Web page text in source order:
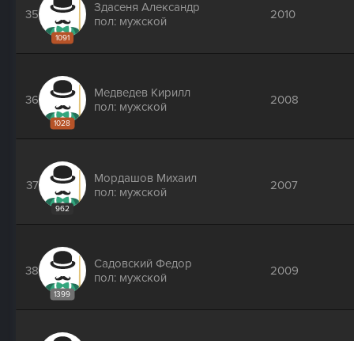
35
1091
Здасеня Александр
пол: мужской
2010
36
1028
Медведев Кирилл
пол: мужской
2008
37
962
Мордашов Михаил
пол: мужской
2007
38
1399
Садовский Федор
пол: мужской
2009